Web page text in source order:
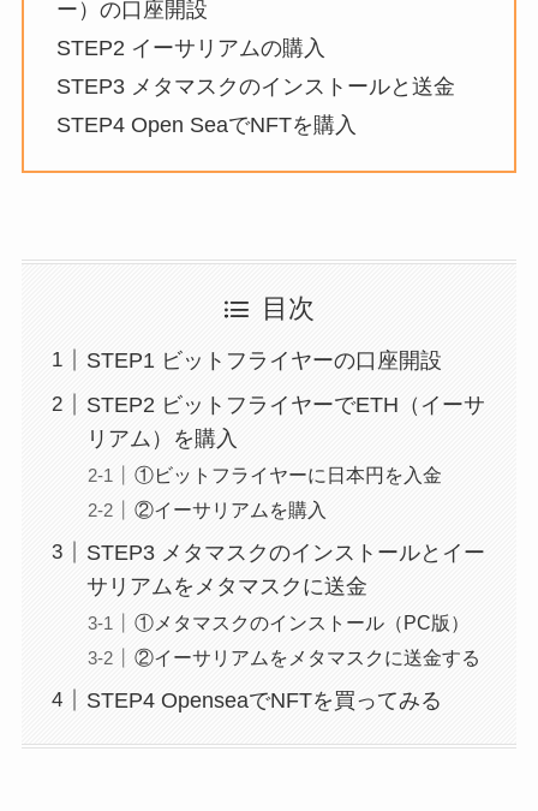
ー）の口座開設
STEP2 イーサリアムの購入
STEP3 メタマスクのインストールと送金
STEP4 Open SeaでNFTを購入
目次
STEP1 ビットフライヤーの口座開設
STEP2 ビットフライヤーでETH（イーサ
リアム）を購入
①ビットフライヤーに日本円を入金
②イーサリアムを購入
STEP3 メタマスクのインストールとイー
サリアムをメタマスクに送金
①メタマスクのインストール（PC版）
②イーサリアムをメタマスクに送金する
STEP4 OpenseaでNFTを買ってみる